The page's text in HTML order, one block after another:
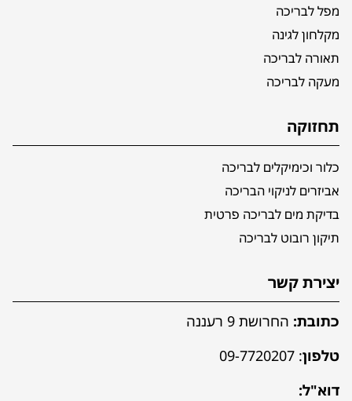
מפל לבריכה
מקלחון לגינה
תאורה לבריכה
מעקה לבריכה
תחזוקה
כלור וכימיקלים לבריכה
אביזרים לניקוי הבריכה
בדיקת מים לבריכה פרטית
תיקון רובוט לבריכה
יצירת קשר
כתובת: החרושת 9 רעננה
טלפון:
09-7720207
דוא"ל: